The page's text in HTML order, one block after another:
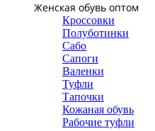
Женская обувь оптом
Кроссовки
Полуботинки
Сабо
Сапоги
Валенки
Туфли
Тапочки
Кожаная обувь
Рабочие туфли